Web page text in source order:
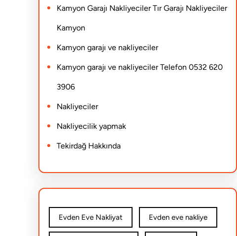
Kamyon Garajı Nakliyeciler Tır Garajı Nakliyeciler
Kamyon
Kamyon garajı ve nakliyeciler
Kamyon garajı ve nakliyeciler Telefon 0532 620
3906
Nakliyeciler
Nakliyecilik yapmak
Tekirdağ Hakkında
Evden Eve Nakliyat Evden eve nakliye